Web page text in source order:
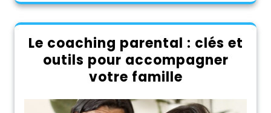
Le coaching parental : clés et
outils pour accompagner
votre famille